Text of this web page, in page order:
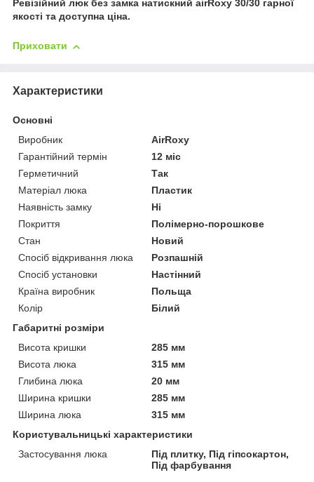
Ревізійний люк без замка натискний airRoxy 30/30 гарної
якості та доступна ціна.
Приховати
Характеристики
Основні
Виробник
AirRoxy
Гарантійний термін
12 міс
Герметичний
Так
Матеріал люка
Пластик
Наявність замку
Ні
Покриття
Полімерно-порошкове
Стан
Новий
Спосіб відкривання люка
Розпашній
Спосіб установки
Настінний
Країна виробник
Польща
Колір
Білий
Габаритні розміри
Висота кришки
285 мм
Висота люка
315 мм
Глибина люка
20 мм
Ширина кришки
285 мм
Ширина люка
315 мм
Користувальницькі характеристики
Застосування люка
Під плитку, Під гіпсокартон,
Під фарбування